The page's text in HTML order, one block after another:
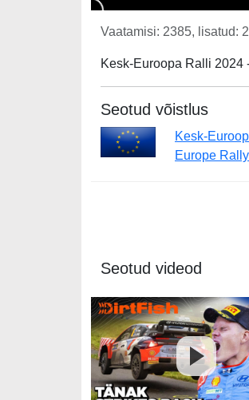
Vaatamisi: 2385, lisatud:
Kesk-Euroopa Ralli 2024
Seotud võistlus
Kesk-
Europe
Seotud videod